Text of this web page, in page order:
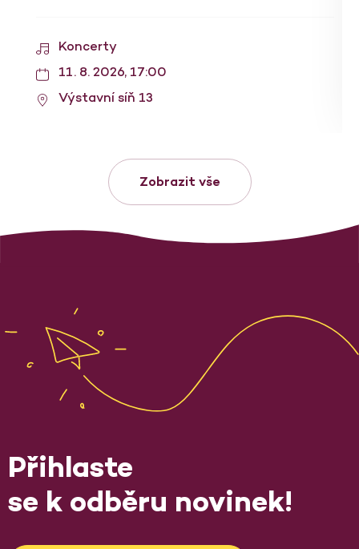
Koncerty
11. 8. 2026, 17:00
Výstavní síň 13
Zobrazit vše
Přihlaste
se k odběru novinek!